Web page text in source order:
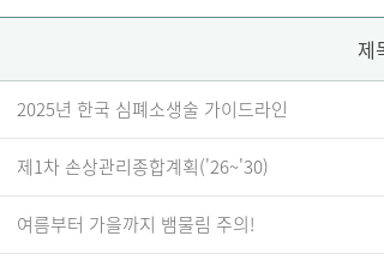
제
2025년 한국 심폐소생술 가이드라인
제1차 손상관리종합계획('26~'30)
여름부터 가을까지 뱀물림 주의!